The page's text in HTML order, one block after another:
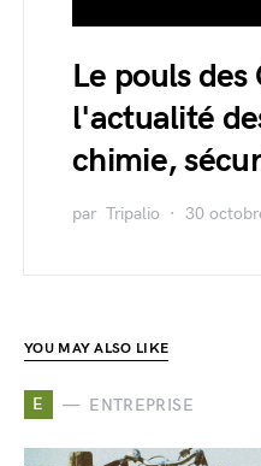
Le pouls
l'actualité
chimie,
par Tripalio 30
YOU MAY ALSO LIKE
E ENTREPRISE